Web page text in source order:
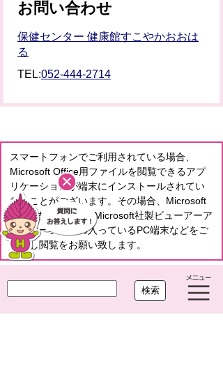
お問い合わせ
保健センター 健康館すこやかおおは
る
TEL:052-444-2714
スマートフォンでご利用されている場合、
Microsoft Office用ファイルを閲覧できるアプ
リケーションが端末にインストールされてい
ないことがございます。その場合、Microsoft
Officeまたは無償のMicrosoft社製ビューアーア
プリケーションの入っているPC端末などをご
利用し閲覧をお願い致します。
このページへのご意見をお聞かせくださ